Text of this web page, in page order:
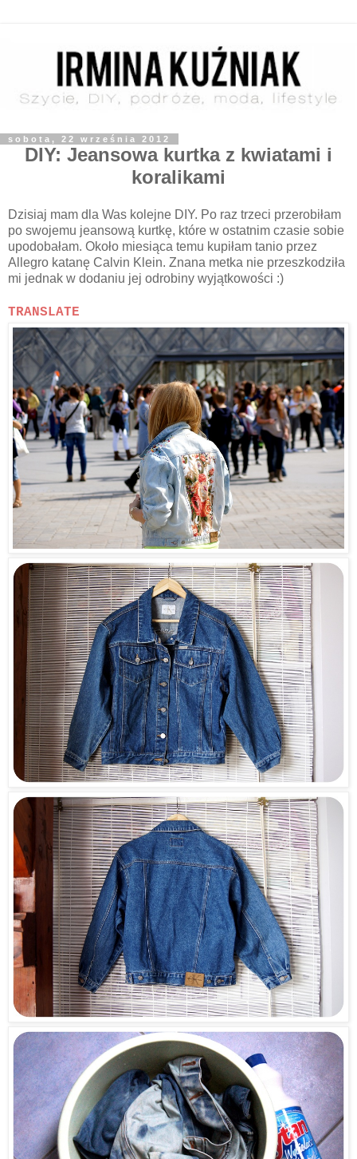
sobota, 22 września 2012
DIY: Jeansowa kurtka z kwiatami i
koralikami
Dzisiaj mam dla Was kolejne DIY. Po raz trzeci przerobiłam
po swojemu jeansową kurtkę, które w ostatnim czasie sobie
upodobałam. Około miesiąca temu kupiłam tanio przez
Allegro katanę Calvin Klein. Znana metka nie przeszkodziła
mi jednak w dodaniu jej odrobiny wyjątkowości :)
TRANSLATE